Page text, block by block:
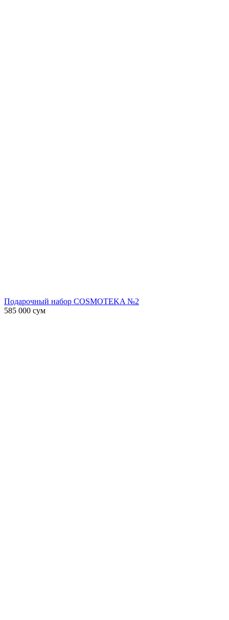
Подарочный набор COSMOTEKA №2
585 000 сум